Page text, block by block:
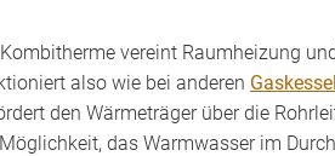
vereint Raumheizung
also wie bei anderen
den Wärmeträger über die
das Warmwasser im